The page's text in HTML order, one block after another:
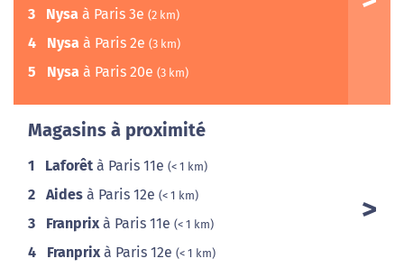
3 Nysa à Paris 3e (2 km)
4 Nysa à Paris 2e (3 km)
5 Nysa à Paris 20e (3 km)
Magasins à proximité
1 Laforêt à Paris 11e (< 1 km)
2 Aides à Paris 12e (< 1 km)
3 Franprix à Paris 11e (< 1 km)
4 Franprix à Paris 12e (< 1 km)